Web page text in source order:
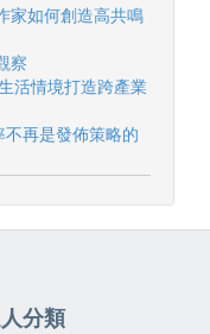
家如何創造高共鳴
察
活情境打造跨產業
再是發佈策略的
分類